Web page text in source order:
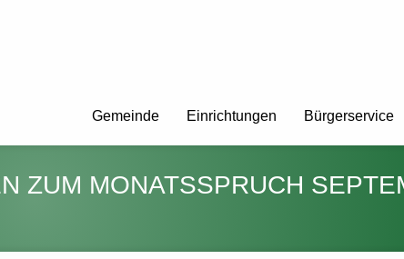
Gemeinde Einrichtungen Bürgerservice
ZUM MONATSSPRUCH